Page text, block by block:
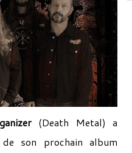
(Death Metal) a
son prochain album